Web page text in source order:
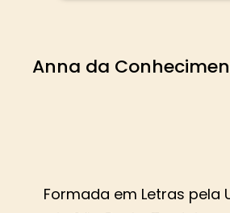
Anna da
Formada em Letras pela